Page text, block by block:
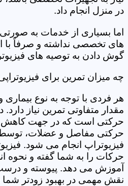
در منزل انجام داد.
اما بسیاری از خدمات به
های تخصصی نداشته و صرفاً با
گوش دادن به توصیه های
چه میزان تمرین برای
هر فردی با توجه به نوع
مقدار متفاوتی تمرین نیاز
حرکتی است که در جهت کاهش
حرکتی مفاصل و عضلات، توسط
فیزیوتراپ انجام می شود.
حرکات را به شما گفته و نحوه
آموزش می دهد. پیوسته و
نقش مهمی در بهبود زودتر شما